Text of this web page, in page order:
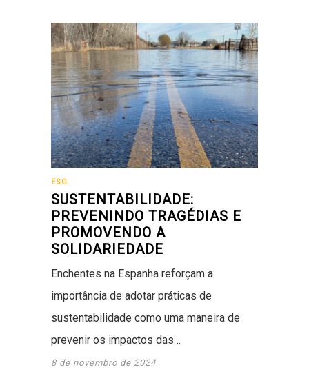
ESG
SUSTENTABILIDADE:
PREVENINDO TRAGÉDIAS E
PROMOVENDO A
SOLIDARIEDADE
Enchentes na Espanha reforçam a
importância de adotar práticas de
sustentabilidade como uma maneira de
prevenir os impactos das…
8 de novembro de 2024